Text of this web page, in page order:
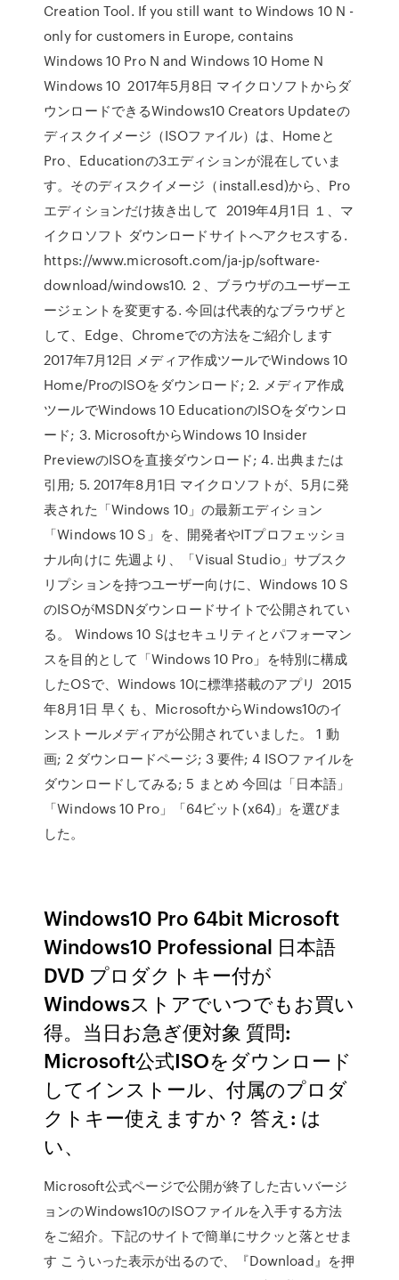
Creation Tool. If you still want to Windows 10 N -
only for customers in Europe, contains
Windows 10 Pro N and Windows 10 Home N
Windows 10 2017年5月8日 マイクロソフトからダ
ウンロードできるWindows10 Creators Updateの
ディスクイメージ（ISOファイル）は、Homeと
Pro、Educationの3エディションが混在していま
す。そのディスクイメージ（install.esd)から、Pro
エディションだけ抜き出して 2019年4月1日 １、マ
イクロソフト ダウンロードサイトへアクセスする.
https://www.microsoft.com/ja-jp/software-
download/windows10. ２、ブラウザのユーザーエ
ージェントを変更する. 今回は代表的なブラウザと
して、Edge、Chromeでの方法をご紹介します
2017年7月12日 メディア作成ツールでWindows 10
Home/ProのISOをダウンロード; 2. メディア作成
ツールでWindows 10 EducationのISOをダウンロ
ード; 3. MicrosoftからWindows 10 Insider
PreviewのISOを直接ダウンロード; 4. 出典または
引用; 5. 2017年8月1日 マイクロソフトが、5月に発
表された「Windows 10」の最新エディション
「Windows 10 S」を、開発者やITプロフェッショ
ナル向けに 先週より、「Visual Studio」サブスク
リプションを持つユーザー向けに、Windows 10 S
のISOがMSDNダウンロードサイトで公開されてい
る。 Windows 10 Sはセキュリティとパフォーマン
スを目的として「Windows 10 Pro」を特別に構成
したOSで、Windows 10に標準搭載のアプリ 2015
年8月1日 早くも、MicrosoftからWindows10のイ
ンストールメディアが公開されていました。 1 動
画; 2 ダウンロードページ; 3 要件; 4 ISOファイルを
ダウンロードしてみる; 5 まとめ 今回は「日本語」
「Windows 10 Pro」「64ビット(x64)」を選びま
した。
Windows10 Pro 64bit Microsoft
Windows10 Professional 日本語
DVD プロダクトキー付が
Windowsストアでいつでもお買い
得。当日お急ぎ便対象 質問:
Microsoft公式ISOをダウンロード
してインストール、付属のプロダ
クトキー使えますか？ 答え: は
い、
Microsoft公式ページで公開が終了した古いバージ
ョンのWindows10のISOファイルを入手する方法
をご紹介。下記のサイトで簡単にサクッと落とせま
す こういった表示が出るので、『Download』を押